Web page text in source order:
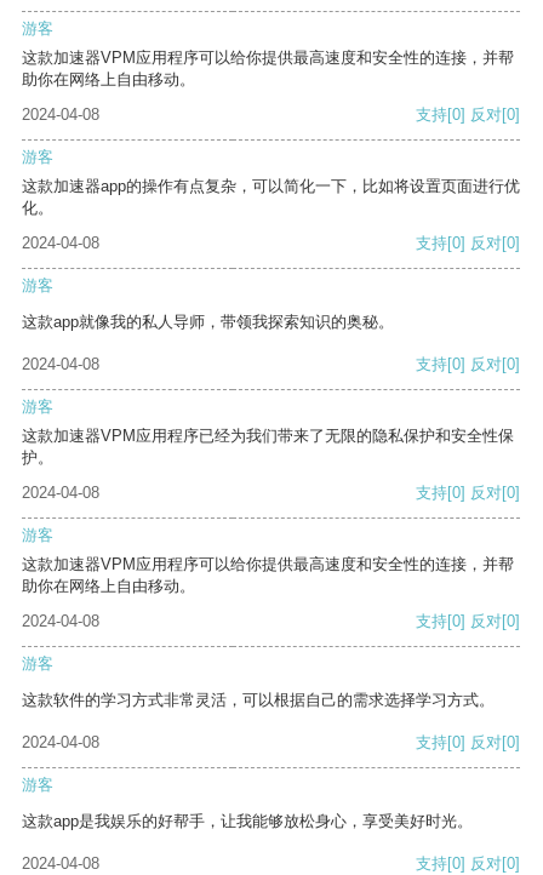
游客
这款加速器VPM应用程序可以给你提供最高速度和安全性的连接，并帮
助你在网络上自由移动。
2024-04-08
支持[0] 反对[0]
游客
这款加速器app的操作有点复杂，可以简化一下，比如将设置页面进行优
化。
2024-04-08
支持[0] 反对[0]
游客
这款app就像我的私人导师，带领我探索知识的奥秘。
2024-04-08 支持[0] 反对[0]
游客
这款加速器VPM应用程序已经为我们带来了无限的隐私保护和安全性保
护。
2024-04-08
支持[0] 反对[0]
游客
这款加速器VPM应用程序可以给你提供最高速度和安全性的连接，并帮
助你在网络上自由移动。
2024-04-08
支持[0] 反对[0]
游客
这款软件的学习方式非常灵活，可以根据自己的需求选择学习方式。
2024-04-08 支持[0] 反对[0]
游客
这款app是我娱乐的好帮手，让我能够放松身心，享受美好时光。
2024-04-08 支持[0] 反对[0]